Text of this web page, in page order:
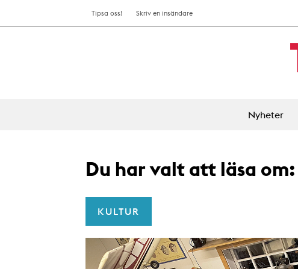
Tipsa oss! Skriv en insändare
Nyheter
Du har valt att läsa om:
KULTUR